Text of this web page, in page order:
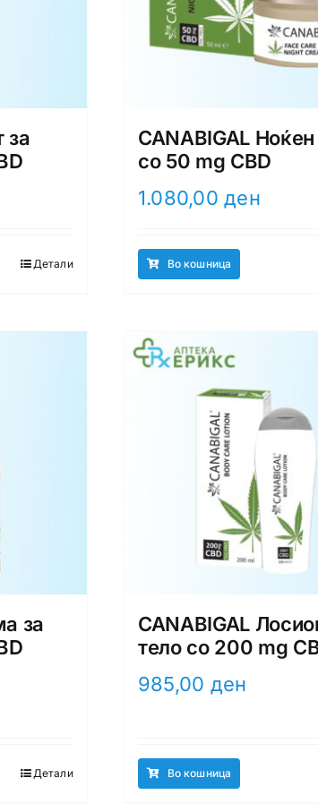
за
Детали
CANABIGAL
со 50 mg CBD
1.080,00ден
Во кошница
за
Детали
CANABIGAL
тело со 200 mg
985,00 ден
Во кошница